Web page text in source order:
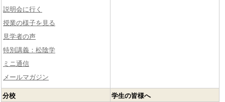
説明会に行く
授業の様子を見る
見学者の声
特別講義：松陰学
ミニ通信
メールマガジン
分校 学生の皆様へ